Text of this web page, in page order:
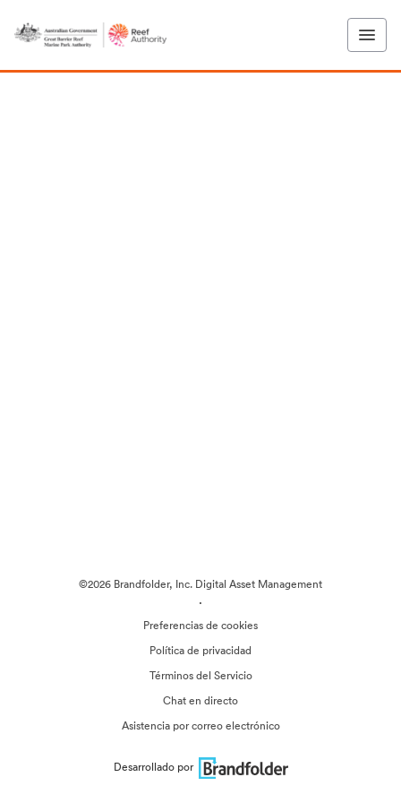
©2026 Brandfolder, Inc. Digital Asset Management
·
Preferencias de cookies
Política de privacidad
Términos del Servicio
Chat en directo
Asistencia por correo electrónico
Desarrollado por